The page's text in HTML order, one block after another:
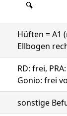
Hüften = A1
Ellbogen
RD: frei,
Gonio: frei
sonstige